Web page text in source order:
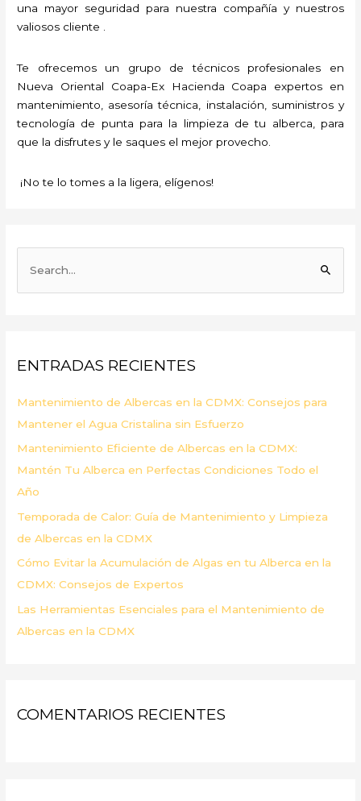
una mayor seguridad para nuestra compañía y nuestros
valiosos cliente .
Te ofrecemos un grupo de técnicos profesionales en
Nueva Oriental Coapa-Ex Hacienda Coapa expertos en
mantenimiento, asesoría técnica, instalación, suministros y
tecnología de punta para la limpieza de tu alberca, para
que la disfrutes y le saques el mejor provecho.
¡No te lo tomes a la ligera, elígenos!
r
o
r
:
ENTRADAS RECIENTES
Mantenimiento de Albercas en la CDMX: Consejos para
Mantener el Agua Cristalina sin Esfuerzo
Mantenimiento Eficiente de Albercas en la CDMX:
Mantén Tu Alberca en Perfectas Condiciones Todo el
Año
Temporada de Calor: Guía de Mantenimiento y Limpieza
de Albercas en la CDMX
Cómo Evitar la Acumulación de Algas en tu Alberca en la
CDMX: Consejos de Expertos
Las Herramientas Esenciales para el Mantenimiento de
Albercas en la CDMX
COMENTARIOS RECIENTES